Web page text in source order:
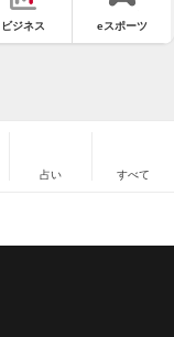
ビジネス eスポーツ
占い すべて